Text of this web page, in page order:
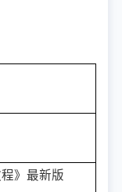
》最新版